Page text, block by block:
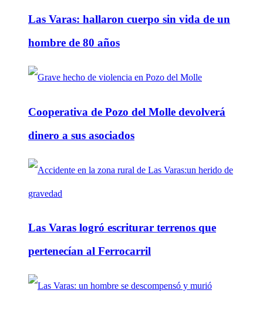
Las Varas: hallaron cuerpo sin vida de un
hombre de 80 años
Cooperativa de Pozo del Molle devolverá
dinero a sus asociados
Las Varas logró escriturar terrenos que
pertenecían al Ferrocarril